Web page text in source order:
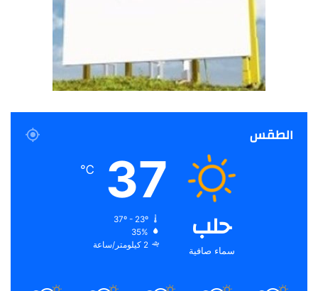
الطقس
حلب
سماء صافية
37
℃
37º - 23º
35%
2 كيلومتر/ساعة